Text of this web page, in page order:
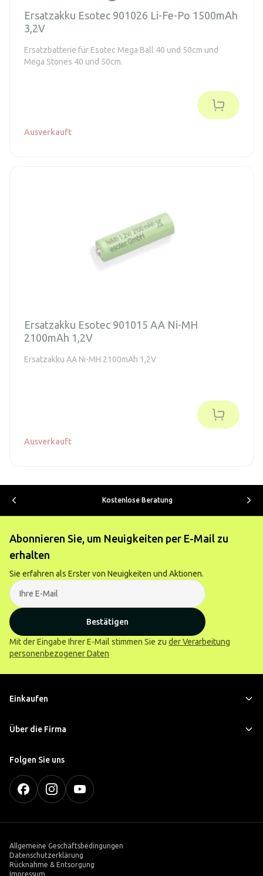
Ersatzakku Esotec 901026 Li-Fe-Po 1500mAh
3,2V
Ersatzbatterie für Esotec Mega Ball 40 und 50cm und
Mega Stones 40 und 50cm.
Ausverkauft
Ersatzakku Esotec 901015 AA Ni-MH
2100mAh 1,2V
Ersatzakku AA Ni-MH 2100mAh 1,2V
Ausverkauft
Kostenlose Beratung
Abonnieren Sie, um Neuigkeiten per E-Mail zu
erhalten
Sie erfahren als Erster von Neuigkeiten und Aktionen.
Bestätigen
Mit der Eingabe Ihrer E-Mail stimmen Sie zu der Verarbeitung
personenbezogener Daten
Einkaufen
Über die Firma
Folgen Sie uns
Allgemeine Geschäftsbedingungen
Datenschutzerklärung
Rücknahme & Entsorgung
Impressum